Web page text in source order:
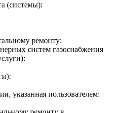
(системы):
ремонту:
систем газоснабжения
указанная пользователем: